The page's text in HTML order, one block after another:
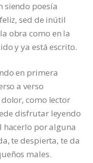
siendo poesía
sed de inútil
obra como en la
y ya está escrito.
en primera
a verso
como lector
disfrutar leyendo
hacerlo por alguna
te despierta, te da
males.